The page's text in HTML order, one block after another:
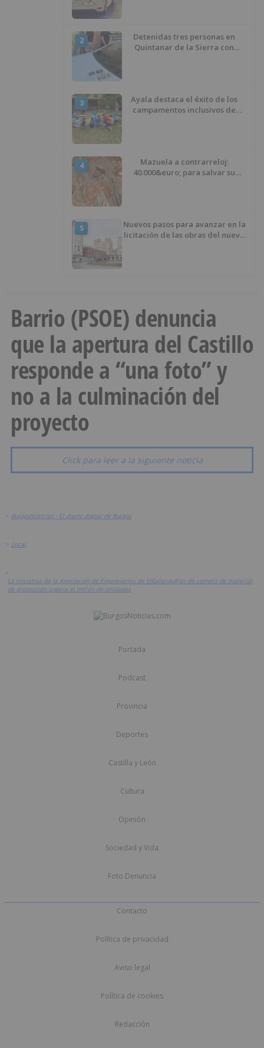
2
Detenidas tres personas en
Quintanar de la Sierra con
3
Ayala destaca el éxito de los
campamentos inclusivos de
4
Mazuela a contrarreloj:
40.000&euro; para salvar su
5
Nuevos pasos para avanzar en la
licitación de las obras del nuevo
Barrio (PSOE) denuncia
que la apertura del Castillo
responde a “una foto” y
no a la culminación del
proyecto
Click para leer a la siguiente noticia
> BurgosNoticias - El diario digital de Burgos
> Local
>
La iniciativa de la Asociación de Empresarios de Villalonquéjar de compra de material
de protección supera el millón de unidades
Portada
Podcast
Provincia
Deportes
Castilla y León
Cultura
Opinión
Sociedad y Vida
Foto Denuncia
Contacto
Política de privacidad
Aviso legal
Política de cookies
Redacción